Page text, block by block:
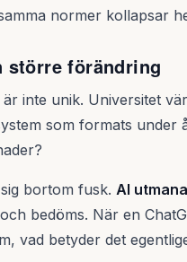
normer kollapsar
större förändring
inte unik. Universitet
som formats under
bortom fusk. AI
bedöms. När en
vad betyder det